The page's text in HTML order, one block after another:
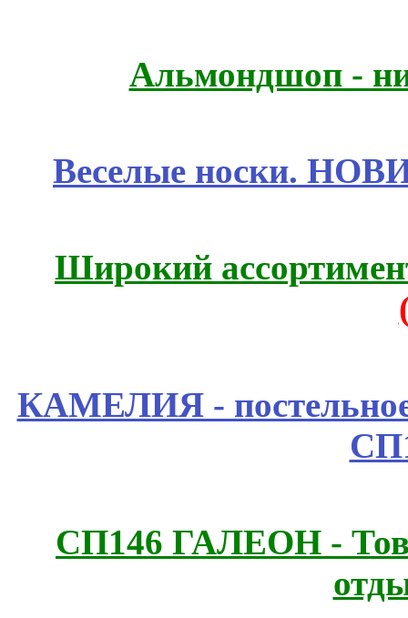
Альмондшоп -
Веселые носки.
Широкий
КАМЕЛИЯ -
СП146 ГАЛЕОН -